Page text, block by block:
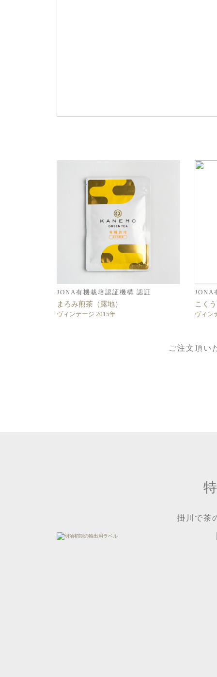
JONA有機栽培認証機構 認証
まろみ煎茶（露地）
ヴィンテージ 2015年
JONA
こく
ヴィン
ご注文頂い
掛川で茶